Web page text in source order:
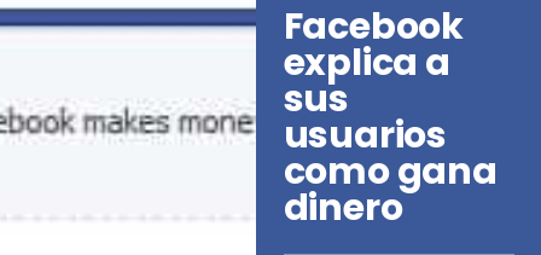
Facebook
explica a
sus
usuarios
como gana
dinero